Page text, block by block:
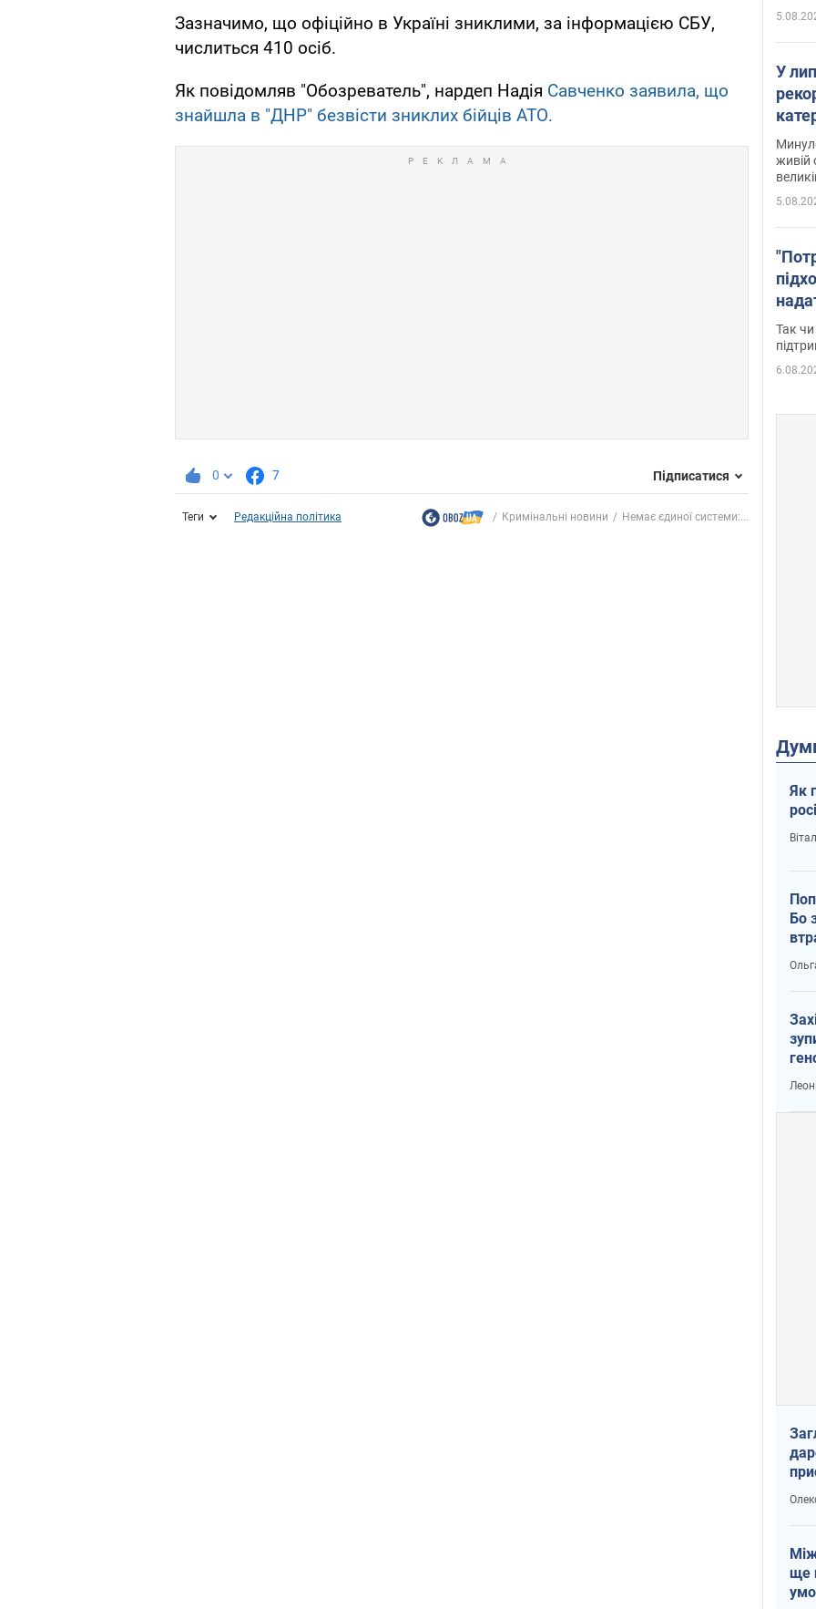
Зазначимо, що офіційно в Україні зниклими, за інформацією СБУ,
числиться 410 осіб.
Як повідомляв "Обозреватель", нардеп Надія Савченко заявила, що
знайшла в "ДНР" безвісти зниклих бійців АТО.
0 7 Підписатися
Теги Редакційна політика Кримінальні новини Немає єдиної системи:...
У
живій
Так чи
Як
Бо
ще